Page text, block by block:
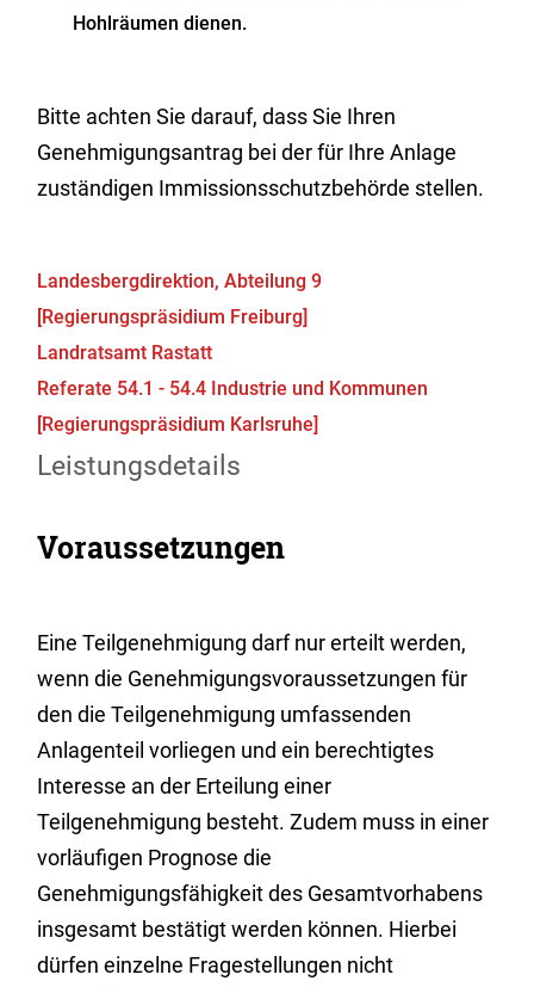
Hohlräumen dienen.
Bitte achten Sie darauf, dass Sie Ihren
Genehmigungsantrag bei der für Ihre Anlage
zuständigen Immissionsschutzbehörde stellen.
Landesbergdirektion, Abteilung 9
[Regierungspräsidium Freiburg]
Landratsamt Rastatt
Referate 54.1 - 54.4 Industrie und Kommunen
[Regierungspräsidium Karlsruhe]
Leistungsdetails
Voraussetzungen
Eine Teilgenehmigung darf nur erteilt werden,
wenn die Genehmigungsvoraussetzungen für
den die Teilgenehmigung umfassenden
Anlagenteil vorliegen undein berechtigtes
Interesse an der Erteilung einer
Teilgenehmigung besteht. Zudem muss in einer
vorläufigen Prognose die
Genehmigungsfähigkeit des Gesamtvorhabens
insgesamt bestätigt werden können. Hierbei
dürfen einzelne Fragestellungen nicht